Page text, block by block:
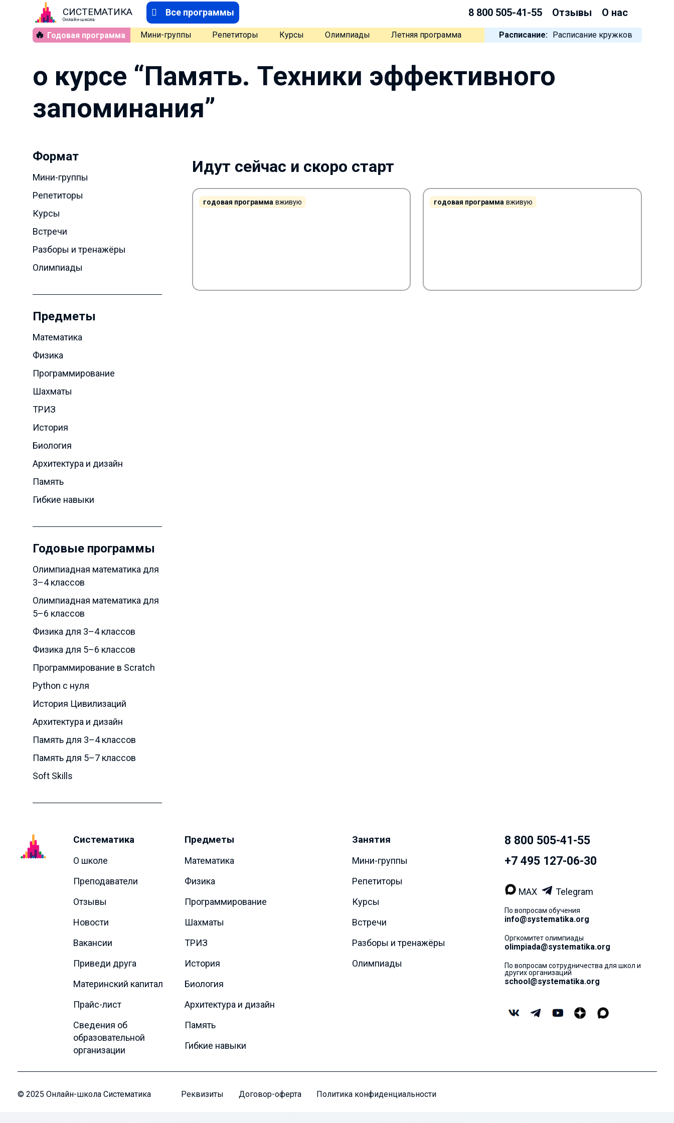
СИСТЕМАТИКА
Онлайн-школа
Все программы 8 800 505-41-55 Отзывы
О нас
🔥 Годовая программа Мини-группы Репетиторы Курсы Олимпиады Летняя программа Расписание: Расписание кружков
о курсе “Память. Техники эффективного
запоминания”
Формат
Мини-группы
Репетиторы
Курсы
Встречи
Разборы и тренажёры
Олимпиады
Предметы
Математика
Физика
Программирование
Шахматы
ТРИЗ
История
Биология
Архитектура и дизайн
Память
Гибкие навыки
Годовые программы
Олимпиадная математика для
3–4 классов
Олимпиадная математика для
5–6 классов
Физика для 3–4 классов
Физика для 5–6 классов
Программирование в Scratch
Python с нуля
История Цивилизаций
Архитектура и дизайн
Память для 3–4 классов
Память для 5–7 классов
Soft Skills
Идут сейчас и скоро старт
годовая программа вживую годовая программа вживую
Систематика
О школе
Преподаватели
Отзывы
Новости
Вакансии
Приведи друга
Материнский капитал
Прайс-лист
Сведения об
образовательной
организации
Предметы
Математика
Физика
Программирование
Шахматы
ТРИЗ
История
Биология
Архитектура и дизайн
Память
Гибкие навыки
Занятия
Мини-группы
Репетиторы
Курсы
Встречи
Разборы и тренажёры
Олимпиады
8 800 505-41-55
+7 495 127-06-30
MAX Telegram
По вопросам обучения
info@systematika.org
Оргкомитет олимпиады
olimpiada@systematika.org
По вопросам сотрудничества для школ и
других организаций
school@systematika.org
© 2025 Онлайн-школа Систематика Реквизиты Договор-оферта Политика конфиденциальности